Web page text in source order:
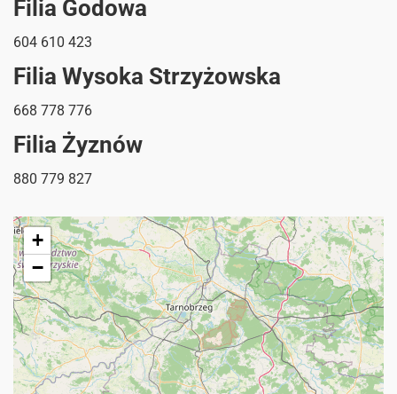
Filia Godowa
604 610 423
Filia Wysoka Strzyżowska
668 778 776
Filia Żyznów
880 779 827
+
−